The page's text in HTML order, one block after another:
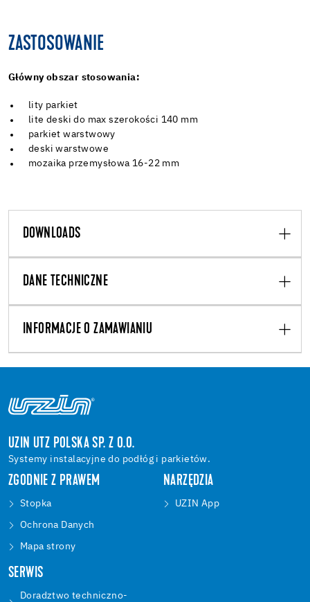
ZASTOSOWANIE
Główny obszar stosowania:
lity parkiet
lite deski do max szerokości 140 mm
parkiet warstwowy
deski warstwowe
mozaika przemysłowa 16-22 mm
DOWNLOADS
DANE TECHNICZNE
INFORMACJE O ZAMAWIANIU
UZIN UTZ POLSKA SP. Z O.O.
Systemy instalacyjne do podłóg i parkietów.
ZGODNIE Z PRAWEM
Stopka
Ochrona Danych
Mapa strony
NARZĘDZIA
UZIN App
SERWIS
Doradztwo techniczno-